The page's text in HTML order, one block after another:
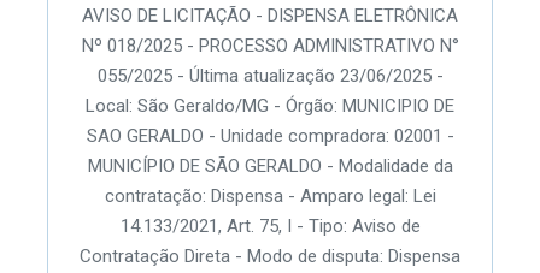
AVISO DE LICITAÇÃO - DISPENSA ELETRÔNICA
Nº 018/2025 - PROCESSO ADMINISTRATIVO N°
055/2025 - Última atualização 23/06/2025 -
Local: São Geraldo/MG - Órgão: MUNICIPIO DE
SAO GERALDO - Unidade compradora: 02001 -
MUNICÍPIO DE SÃO GERALDO - Modalidade da
contratação: Dispensa - Amparo legal: Lei
14.133/2021, Art. 75, I - Tipo: Aviso de
Contratação Direta - Modo de disputa: Dispensa